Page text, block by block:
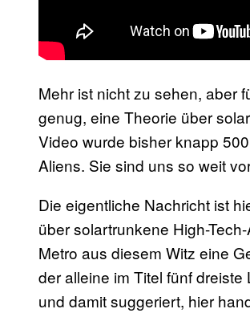
Mehr ist nicht zu sehen, aber
genug, eine Theorie über
Video wurde bisher knapp
Aliens. Sie sind uns so weit
Die eigentliche Nachricht ist
über solartrunkene High-
Metro aus diesem Witz eine
der alleine im Titel fünf
und damit suggeriert, hier